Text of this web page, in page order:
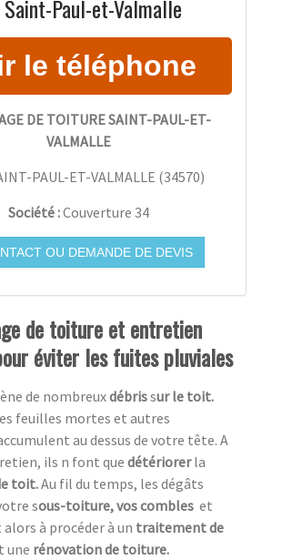
Paul-et-Valmalle
DE TOITURE SAINT-PAUL-ET-
VALMALLE
PAUL-ET-VALMALLE (34570)
Société :Couverture 34
OU DEMANDE DE DEVIS
de toiture et entretien
éviter les fuites pluviales
de nombreuxdébrissur le toit.
feuilles mortes et autres
au dessus de votre tête. A
ils n font que détériorerla
toit.Au fil du temps, les dégâts
sous-toiture, vos combles et
à procéder à un traitement de
une rénovation de toiture.